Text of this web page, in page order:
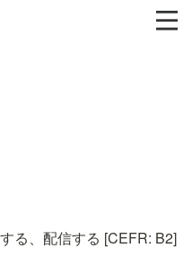
る、配信する [CEFR: B2]